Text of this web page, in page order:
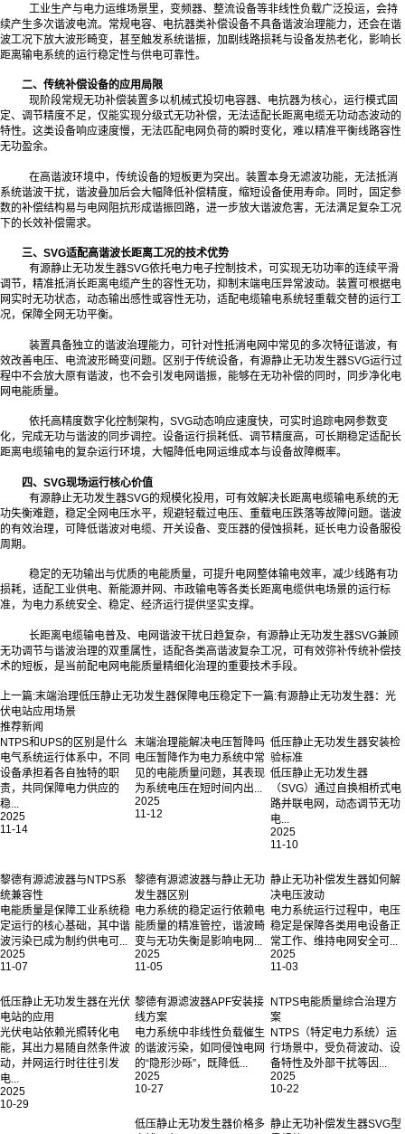
工业生产与电力运维场景里，变频器、整流设备等非线性负载广泛投运，会持
续产生多次谐波电流。常规电容、电抗器类补偿设备不具备谐波治理能力，还会在谐
波工况下放大波形畸变，甚至触发系统谐振，加剧线路损耗与设备发热老化，影响长
距离输电系统的运行稳定性与供电可靠性。
二、传统补偿设备的应用局限
现阶段常规无功补偿装置多以机械式投切电容器、电抗器为核心，运行模式固
定、调节精度不足，仅能实现分级式无功补偿，无法适配长距离电缆无功动态波动的
特性。这类设备响应速度慢，无法匹配电网负荷的瞬时变化，难以精准平衡线路容性
无功盈余。
在高谐波环境中，传统设备的短板更为突出。装置本身无滤波功能，无法抵消
系统谐波干扰，谐波叠加后会大幅降低补偿精度，缩短设备使用寿命。同时，固定参
数的补偿结构易与电网阻抗形成谐振回路，进一步放大谐波危害，无法满足复杂工况
下的长效补偿需求。
三、SVG适配高谐波长距离工况的技术优势
有源静止无功发生器SVG依托电力电子控制技术，可实现无功功率的连续平滑
调节，精准抵消长距离电缆产生的容性无功，抑制末端电压异常波动。装置可根据电
网实时无功状态，动态输出感性或容性无功，适配电缆输电系统轻重载交替的运行工
况，保障全网无功平衡。
装置具备独立的谐波治理能力，可针对性抵消电网中常见的多次特征谐波，有
效改善电压、电流波形畸变问题。区别于传统设备，有源静止无功发生器SVG运行过
程中不会放大原有谐波，也不会引发电网谐振，能够在无功补偿的同时，同步净化电
网电能质量。
依托高精度数字化控制架构，SVG动态响应速度快，可实时追踪电网参数变
化，完成无功与谐波的同步调控。设备运行损耗低、调节精度高，可长期稳定适配长
距离电缆输电的复杂运行环境，大幅降低电网运维成本与设备故障概率。
四、SVG现场运行核心价值
有源静止无功发生器SVG的规模化投用，可有效解决长距离电缆输电系统的无
功失衡难题，稳定全网电压水平，规避轻载过电压、重载电压跌落等故障问题。谐波
的有效治理，可降低谐波对电缆、开关设备、变压器的侵蚀损耗，延长电力设备服役
周期。
稳定的无功输出与优质的电能质量，可提升电网整体输电效率，减少线路有功
损耗，适配工业供电、新能源并网、市政输电等各类长距离电缆供电场景的运行标
准，为电力系统安全、稳定、经济运行提供坚实支撑。
长距离电缆输电普及、电网谐波干扰日趋复杂，有源静止无功发生器SVG兼顾
无功调节与谐波治理的双重属性，适配各类高谐波复杂工况，可有效弥补传统补偿技
术的短板，是当前配电网电能质量精细化治理的重要技术手段。‍
上一篇:末端治理低压静止无功发生器保障电压稳定 下一篇:有源静止无功发生器：光
伏电站应用场景
推荐新闻
NTPS和UPS的区别是什么
电气系统运行体系中，不同
设备承担着各自独特的职
责，共同保障电力供应的
稳...
2025
11-14
末端治理能解决电压暂降吗
电压暂降作为电力系统中常
见的电能质量问题，其表现
为系统电压在短时间内出...
2025
11-12
低压静止无功发生器安装检
验标准
低压静止无功发生器
（SVG）通过自换相桥式电
路并联电网，动态调节无功
电...
2025
11-10
黎德有源滤波器与NTPS系
统兼容性
电能质量是保障工业系统稳
定运行的核心基础，其中谐
波污染已成为制约供电可...
2025
黎德有源滤波器与静止无功
发生器区别
电力系统的稳定运行依赖电
能质量的精准管控，谐波畸
变与无功失衡是影响电网...
2025
静止无功补偿发生器如何解
决电压波动
电力系统运行过程中，电压
稳定是保障各类用电设备正
常工作、维持电网安全可...
2025
低压静止无功发生器在光伏
电站的应用
光伏电站依赖光照转化电
能，其出力易随自然条件波
动，并网运行时往往引发
黎德有源滤波器APF安装接
线方案
电力系统中非线性负载催生
的谐波污染，如同侵蚀电网
2025
10-27
NTPS电能质量综合治理方
案
NTPS（特定电力系统）运
行场景中，受负荷波动、设
2025
10-22